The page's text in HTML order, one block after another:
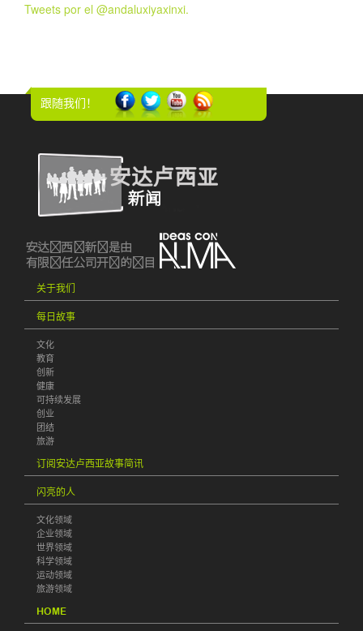
Tweets por el @andaluxiyaxinxi.
跟随我们！
关于我们
每日故事
文化
教育
创新
健康
可持续发展
创业
团结
旅游
订阅安达卢西亚故事简讯
闪亮的人
文化领域
企业领域
世界领域
科学领域
运动领域
旅游领域
HOME